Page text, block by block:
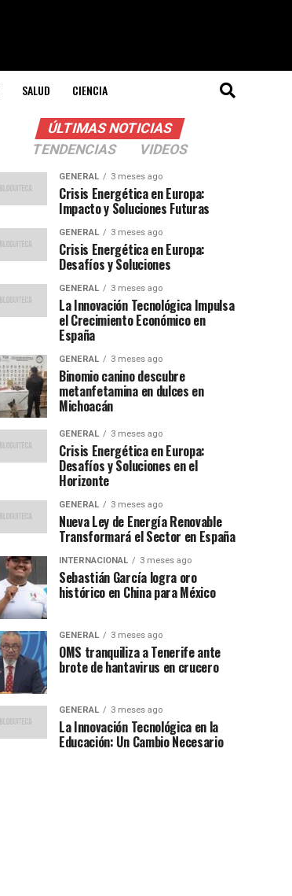
SALUD CIENCIA
ÚLTIMAS NOTICIAS
TENDENCIAS
VIDEOS
GENERAL 3 meses ago
Crisis Energética en Europa:
Impacto y Soluciones Futuras
GENERAL 3 meses ago
Crisis Energética en Europa:
Desafíos y Soluciones
GENERAL 3 meses ago
La Innovación Tecnológica Impulsa
el Crecimiento Económico en
España
GENERAL 3 meses ago
Binomio canino descubre
metanfetamina en dulces en
Michoacán
GENERAL 3 meses ago
Crisis Energética en Europa:
Desafíos y Soluciones en el
Horizonte
GENERAL 3 meses ago
Nueva Ley de Energía Renovable
Transformará el Sector en España
INTERNACIONAL 3 meses ago
Sebastián García logra oro
histórico en China para México
GENERAL 3 meses ago
OMS tranquiliza a Tenerife ante
brote de hantavirus en crucero
GENERAL 3 meses ago
La Innovación Tecnológica en la
Educación: Un Cambio Necesario